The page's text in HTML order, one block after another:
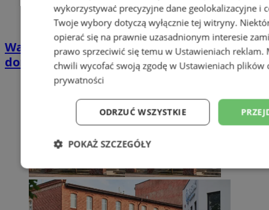
Wakacyjny wypoczynek nad Bałtykiem w
domkach Szmaragdowe Morze
wykorzystywać precyzyjne dane geolokalizacyjne i
Twoje wybory dotyczą wyłącznie tej witryny.
opierać się na prawnie uzasadnionym interesie
prawo sprzeciwić się temu w Ustawieniach reklam.
chwili wycofać swoją zgodę w Ustawieniach plików
prywatności
ODRZUĆ WSZYSTKIE
POKAŻ SZCZEGÓŁY
Niezbędne Wydajność